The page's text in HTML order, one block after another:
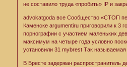
не составило труда «пробить» IP и
advokatgoda все Сообщество «СТОП
Каменске argumentiru приговорили к 3
порнографии с участием маленьких
максимум на четыре года условно
установили 31 mybrest Так
В Бресте задержан распространитель